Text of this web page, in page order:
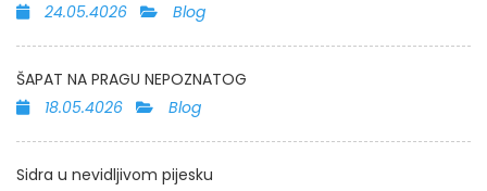
24.05.4026
Blog
ŠAPAT NA PRAGU NEPOZNATOG
18.05.4026
Blog
Sidra u nevidljivom pijesku